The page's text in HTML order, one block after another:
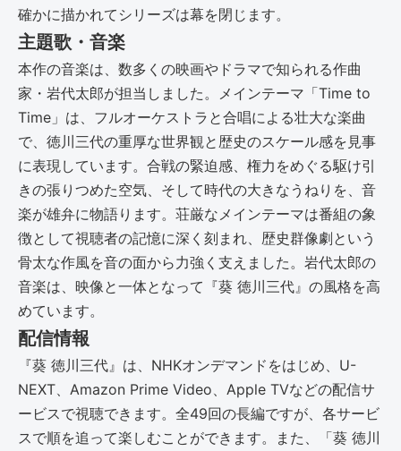
確かに描かれてシリーズは幕を閉じます。
主題歌・音楽
本作の音楽は、数多くの映画やドラマで知られる作曲
家・岩代太郎が担当しました。メインテーマ「Time to
Time」は、フルオーケストラと合唱による壮大な楽曲
で、徳川三代の重厚な世界観と歴史のスケール感を見事
に表現しています。合戦の緊迫感、権力をめぐる駆け引
きの張りつめた空気、そして時代の大きなうねりを、音
楽が雄弁に物語ります。荘厳なメインテーマは番組の象
徴として視聴者の記憶に深く刻まれ、歴史群像劇という
骨太な作風を音の面から力強く支えました。岩代太郎の
音楽は、映像と一体となって『葵 徳川三代』の風格を高
めています。
配信情報
『葵 徳川三代』は、NHKオンデマンドをはじめ、U-
NEXT、Amazon Prime Video、Apple TVなどの配信サ
ービスで視聴できます。全49回の長編ですが、各サービ
スで順を追って楽しむことができます。また、「葵 徳川